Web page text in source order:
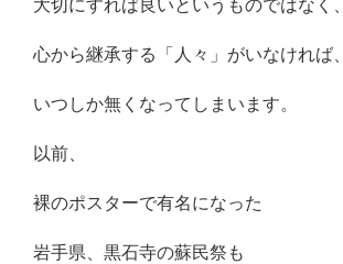
大切にすれば良いというものではなく、
心から継承する「人々」がいなければ、
いつしか無くなってしまいます。
以前、
裸のポスターで有名になった
岩手県、黒石寺の蘇民祭も